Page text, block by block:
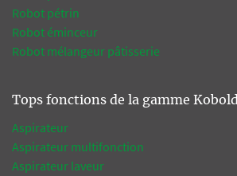
Robot pétrin
Robot éminceur
Robot mélangeur pâtisserie
Tops fonctions de la gamme Kobold
Aspirateur
Aspirateur multifonction
Aspirateur laveur